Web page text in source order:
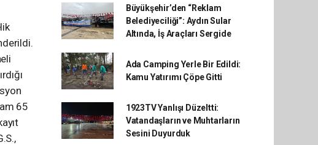
65
Büyükşehir’den “Reklam
Belediyeciliği”: Aydın Sular
Altında, İş Araçları Sergide
Ada Camping Yerle Bir Edildi:
Kamu Yatırımı Çöpe Gitti
1923TV Yanlışı Düzeltti:
Vatandaşların ve Muhtarların
Sesini Duyurduk